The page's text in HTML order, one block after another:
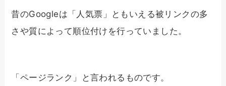
昔のGoogleは「人気票」ともいえる被リンクの多
さや質によって順位付けを行っていました。
「ページランク」と言われるものです。